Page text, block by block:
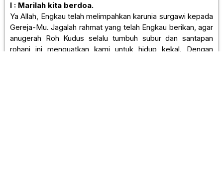
I : Marilah kita berdoa.
Ya Allah, Engkau telah melimpahkan karunia surgawi kepada
Gereja-Mu. Jagalah rahmat yang telah Engkau berikan, agar
anugerah Roh Kudus selalu tumbuh subur dan santapan
rohani ini menguatkan kami untuk hidup kekal. Dengan